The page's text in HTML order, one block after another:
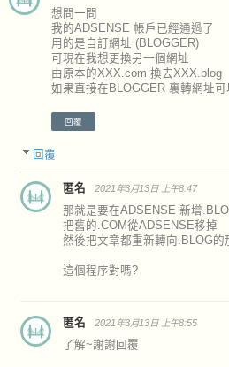
想問一問
我的ADSENSE 帳戶已經通過了
用的是自訂網址 (BLOGGER)
可現在我想更換另一個網址
由原本的XXX.com 換去XXX.blog
如果直接在BLOGGER 裏轉網址可
回覆
回覆
匿名 2021年3月13日 上午8:47
那就是要在ADSENSE 新增
把舊的.COM從ADSENSE移掉
然後把文章都重新轉向.BLOG的
這個程序對嗎?
匿名 2021年3月13日 上午8:55
了解~謝謝回覆